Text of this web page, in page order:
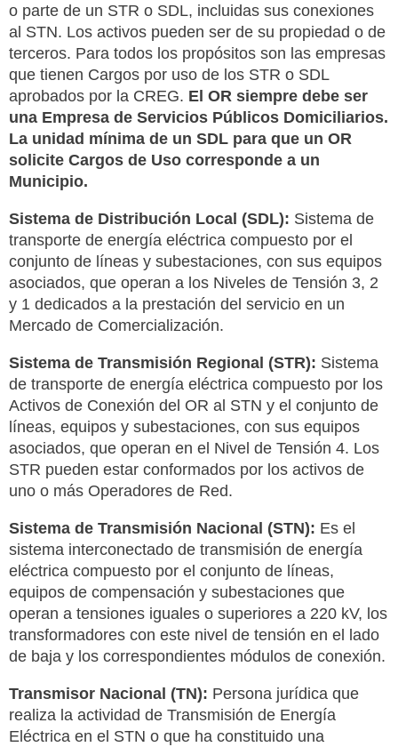
o parte de un STR o SDL, incluidas sus conexiones
al STN. Los activos pueden ser de su propiedad o de
terceros. Para todos los propósitos son las empresas
que tienen Cargos por uso de los STR o SDL
aprobados por la CREG. El OR siempre debe ser
una Empresa de Servicios Públicos Domiciliarios.
La unidad mínima de un SDL para que un OR
solicite Cargos de Uso corresponde a un
Municipio.
Sistema de Distribución Local (SDL): Sistema de
transporte de energía eléctrica compuesto por el
conjunto de líneas y subestaciones, con sus equipos
asociados, que operan a los Niveles de Tensión 3, 2
y 1 dedicados a la prestación del servicio en un
Mercado de Comercialización.
Sistema de Transmisión Regional (STR): Sistema
de transporte de energía eléctrica compuesto por los
Activos de Conexión del OR al STN y el conjunto de
líneas, equipos y subestaciones, con sus equipos
asociados, que operan en el Nivel de Tensión 4. Los
STR pueden estar conformados por los activos de
uno o más Operadores de Red.
Sistema de Transmisión Nacional (STN): Es el
sistema interconectado de transmisión de energía
eléctrica compuesto por el conjunto de líneas,
equipos de compensación y subestaciones que
operan a tensiones iguales o superiores a 220 kV, los
transformadores con este nivel de tensión en el lado
de baja y los correspondientes módulos de conexión.
Transmisor Nacional (TN): Persona jurídica que
realiza la actividad de Transmisión de Energía
Eléctrica en el STN o que ha constituido una